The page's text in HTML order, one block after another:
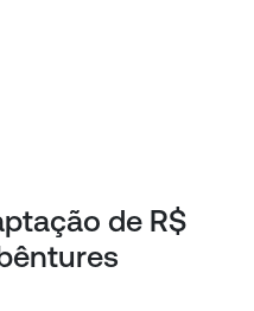
de R$